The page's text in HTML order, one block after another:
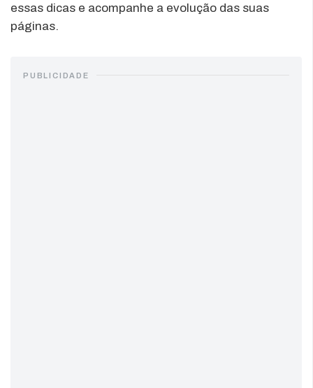
essas dicas e acompanhe a evolução das suas
páginas.
PUBLICIDADE